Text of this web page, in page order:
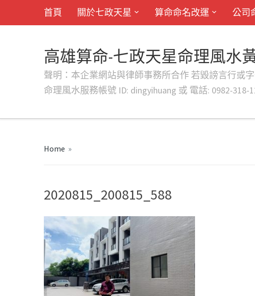
首頁 關於七政天星 算命命名改運 公司
高雄算命-七政天星命理風水
聲明：本企業網站與律師事務所合作 若毀謗言行或字
命理風水服務帳號 ID: dingyihuang 或 電話: 0982-318-
Home »
2020815_200815_588